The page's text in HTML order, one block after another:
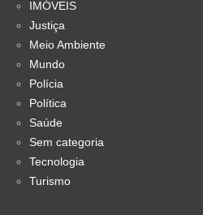
IMÓVEIS
Justiça
Meio Ambiente
Mundo
Polícia
Política
Saúde
Sem categoria
Tecnologia
Turismo